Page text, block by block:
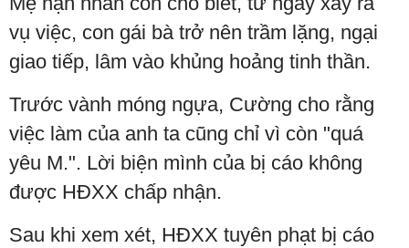
vụ việc, con gái bà trở nên trầm lặng, ngại
giao tiếp, lâm vào khủng hoảng tinh thần.
Trước vành móng ngựa, Cường cho rằng
việc làm của anh ta cũng chỉ vì còn "quá
yêu M.". Lời biện mình của bị cáo không
được HĐXX chấp nhận.
Sau khi xem xét, HĐXX tuyên phạt bị cáo